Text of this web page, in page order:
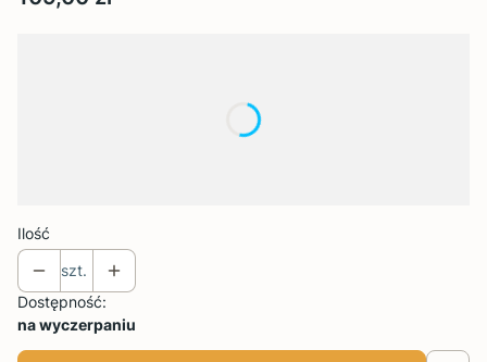
Ilość
szt.
Dostępność:
na wyczerpaniu